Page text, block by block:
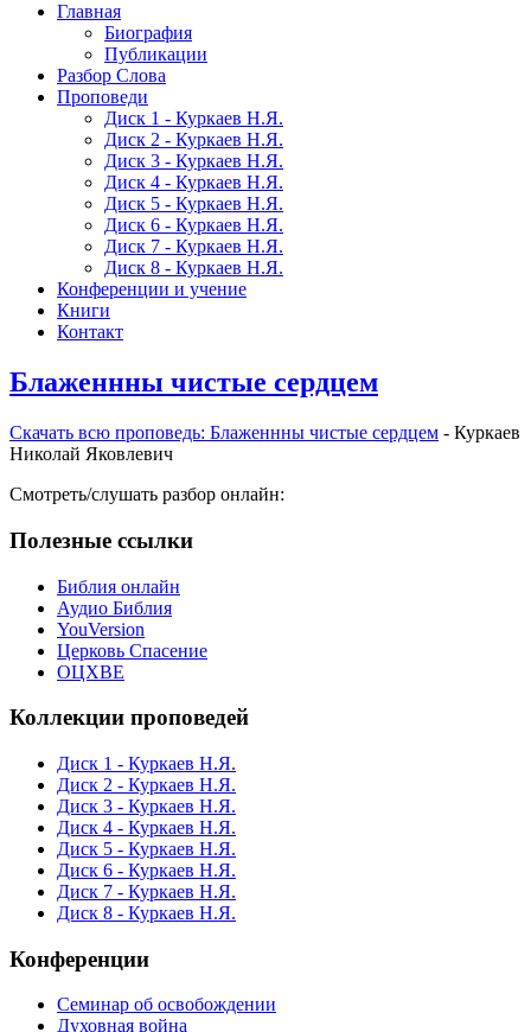
Главная
Биография
Публикации
Разбор Слова
Проповеди
Диск 1 - Куркаев Н.Я.
Диск 2 - Куркаев Н.Я.
Диск 3 - Куркаев Н.Я.
Диск 4 - Куркаев Н.Я.
Диск 5 - Куркаев Н.Я.
Диск 6 - Куркаев Н.Я.
Диск 7 - Куркаев Н.Я.
Диск 8 - Куркаев Н.Я.
Конференции и учение
Книги
Контакт
Блаженнны чистые сердцем
Скачать вcю проповедь: Блаженнны чистые сердцем - Куркаев
Николай Яковлевич
Смотреть/слушать разбор онлайн:
Полезные ссылки
Библия онлайн
Аудио Библия
YouVersion
Церковь Спасение
ОЦХВЕ
Коллекции проповедей
Диск 1 - Куркаев Н.Я.
Диск 2 - Куркаев Н.Я.
Диск 3 - Куркаев Н.Я.
Диск 4 - Куркаев Н.Я.
Диск 5 - Куркаев Н.Я.
Диск 6 - Куркаев Н.Я.
Диск 7 - Куркаев Н.Я.
Диск 8 - Куркаев Н.Я.
Конференции
Семинар об освобождении
Духовная война